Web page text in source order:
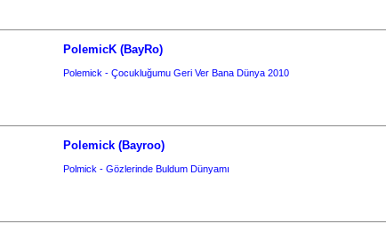
PolemicK (BayRo)
Polemick - Çocukluğumu Geri Ver Bana Dünya 2010
Polemick (Bayroo)
Polmick - Gözlerinde Buldum Dünyamı